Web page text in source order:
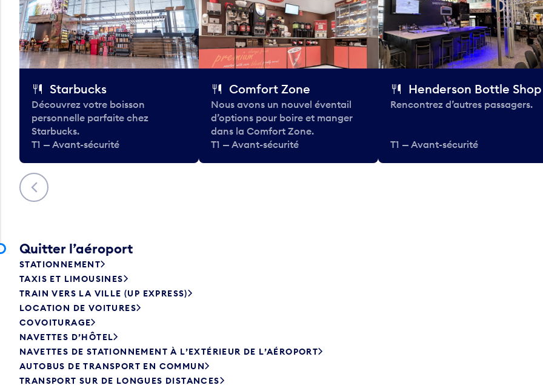
Précédent
Starbucks
Découvrez votre boisson
personnelle parfaite chez
Starbucks.
T1 — Avant-sécurité
Comfort Zone
Nous avons un nouvel éventail
d’options pour boire et manger
dans la Comfort Zone.
T1 — Avant-sécurité
Henderson Bottle Shop
Rencontrez d’autres passagers.
T1 — Avant-sécurité
Quitter l’aéroport
STATIONNEMENT
TAXIS ET LIMOUSINES
TRAIN VERS LA VILLE (UP EXPRESS)
LOCATION DE VOITURES
COVOITURAGE
NAVETTES D’HÔTEL
NAVETTES DE STATIONNEMENT À L’EXTÉRIEUR DE L’AÉROPORT
AUTOBUS DE TRANSPORT EN COMMUN
TRANSPORT SUR DE LONGUES DISTANCES